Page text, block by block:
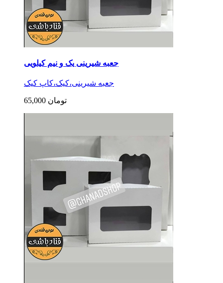
جعبه شیرینی یک و نیم کیلویی
جعبه شیرینی،کیک،کاپ کیک
65,000 تومان